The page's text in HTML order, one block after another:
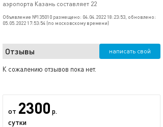
аэропорта Казань составляет 22
Объявление №135010 размещено: 04.04.2022 18:23:53, обновлено:
05.05.2022 17:53:54 (по московскому времени)
Отзывы написать свой
К сожалению отзывов пока нет.
от 2300 р.
сутки